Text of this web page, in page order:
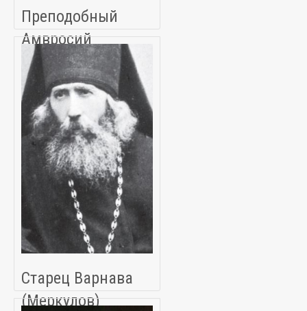
Преподобный
Амвросий
Оптинский
Старец Варнава
(Меркулов)